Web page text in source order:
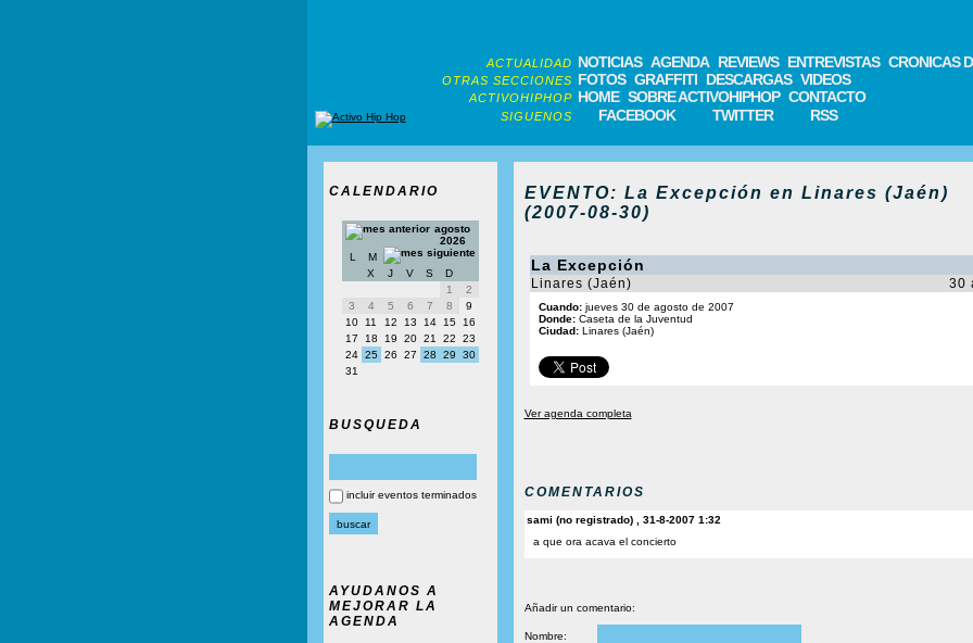
ACTUALIDAD NOTICIAS AGENDA REVIEWS ENTREVISTAS CRONICAS
OTRAS SECCIONES FOTOS GRAFFITI DESCARGAS VIDEOS
ACTIVOHIPHOP HOME SOBRE ACTIVOHIPHOP CONTACTO
SIGUENOS FACEBOOK TWITTER RSS
CALENDARIO
agosto
2026
L
M
X
J V S
D
1
2
3
4 5 6 7 8
9
10
11 12 13 14 15
16
17
18 19 20 21 22
23
24 25 26 27 28 29
30
31
BUSQUEDA
incluir eventos terminados
AYUDANOS A
MEJORAR LA
AGENDA
EVENTO: La Excepción en Linares (Jaén)
(2007-08-30)
La Excepción
Linares (Jaén) 30
Cuando:jueves 30 de agosto de 2007
Donde:Caseta de la Juventud
Ciudad:Linares (Jaén)
Ver agenda completa
COMENTARIOS
sami (no registrado) , 31-8-2007 1:32
a que ora acava el concierto
Añadir un comentario:
Nombre: